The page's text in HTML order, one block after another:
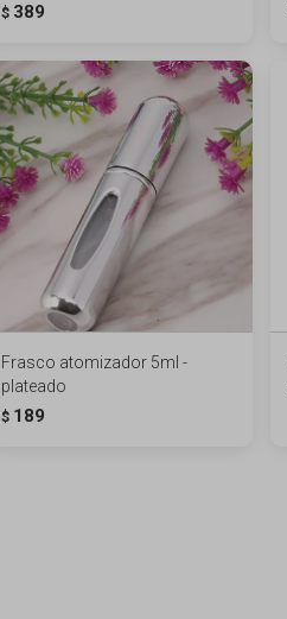
$ 389
Frasco atomizador 5ml -
plateado
$ 189